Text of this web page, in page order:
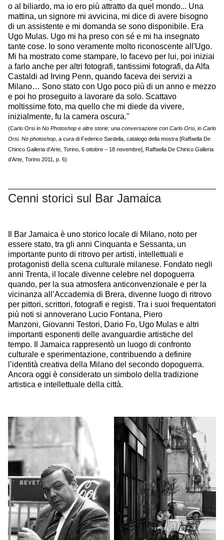
o al biliardo, ma io ero più attratto da quel mondo... Una
mattina, un signore mi avvicina, mi dice di avere bisogno
di un assistente e mi domanda se sono disponibile. Era
Ugo Mulas. Ugo mi ha preso con sé e mi ha insegnato
tante cose. Io sono veramente molto riconoscente all'Ugo.
Mi ha mostrato come stampare, lo facevo per lui, poi iniziai
a farlo anche per altri fotografi, tantissimi fotografi, da Alfa
Castaldi ad Irving Penn, quando faceva dei servizi a
Milano… Sono stato con Ugo poco più di un anno e mezzo
e poi ho proseguito a lavorare da solo. Scattavo
moltissime foto, ma quello che mi diede da vivere,
inizialmente, fu la camera oscura."
(Carlo Orsi in No Photoshop e altre storie: una conversazione con Carlo Orsi, in Carlo
Orsi. No photoshop , a cura di Federico Sardella, catalogo della mostra [Raffaella De
Chirico Galleria d’Arte, Torino, 6 ottobre – 18 novembre], Raffaella De Chirico Galleria
d’Arte, Torino 2011, p. 6)
Cenni storici sul Bar Jamaica
Il Bar Jamaica è uno storico locale di Milano, noto per
essere stato, tra gli anni Cinquanta e Sessanta, un
importante punto di ritrovo per artisti, intellettuali e
protagonisti della scena culturale milanese. Fondato negli
anni Trenta, il locale divenne celebre nel dopoguerra
quando, per la sua atmosfera anticonvenzionale e per la
vicinanza all’Accademia di Brera, divenne luogo di ritrovo
per pittori, scrittori, fotografi e registi. Tra i suoi frequentatori
più noti si annoverano Lucio Fontana, Piero
Manzoni, Giovanni Testori, Dario Fo, Ugo Mulas e altri
importanti esponenti delle avanguardie artistiche del
tempo. Il Jamaica rappresentò un luogo di confronto
culturale e sperimentazione, contribuendo a definire
l’identità creativa della Milano del secondo dopoguerra.
Ancora oggi è considerato un simbolo della tradizione
artistica e intellettuale della città.